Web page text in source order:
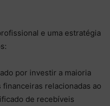
e uma estratégia
por investir a maioria
relacionadas ao
de recebíveis